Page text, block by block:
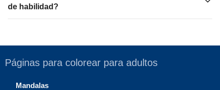
de habilidad?
Páginas para colorear para adultos
Mandalas